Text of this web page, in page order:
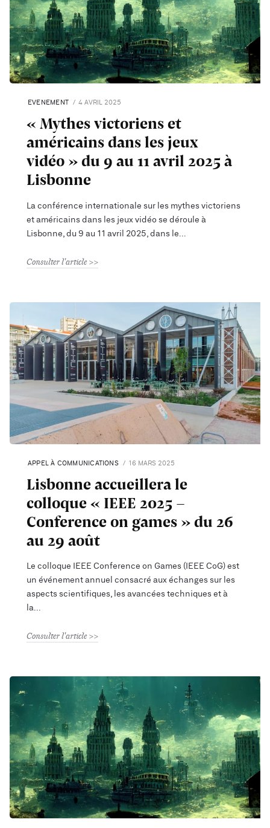
EVENEMENT 4 AVRIL 2025
« Mythes victoriens et
américains dans les jeux
vidéo » du 9 au 11 avril 2025 à
Lisbonne
La conférence internationale sur les mythes victoriens
et américains dans les jeux vidéo se déroule à
Lisbonne, du 9 au 11 avril 2025, dans le
Consulter l'article
APPEL À COMMUNICATIONS 16 MARS 2025
Lisbonne accueillera le
colloque « IEEE 2025 –
Conference on games » du 26
au 29 août
Le colloque IEEE Conference on Games (IEEE CoG) est
un événement annuel consacré aux échanges sur les
aspects scientifiques, les avancées techniques et à
la
Consulter l'article